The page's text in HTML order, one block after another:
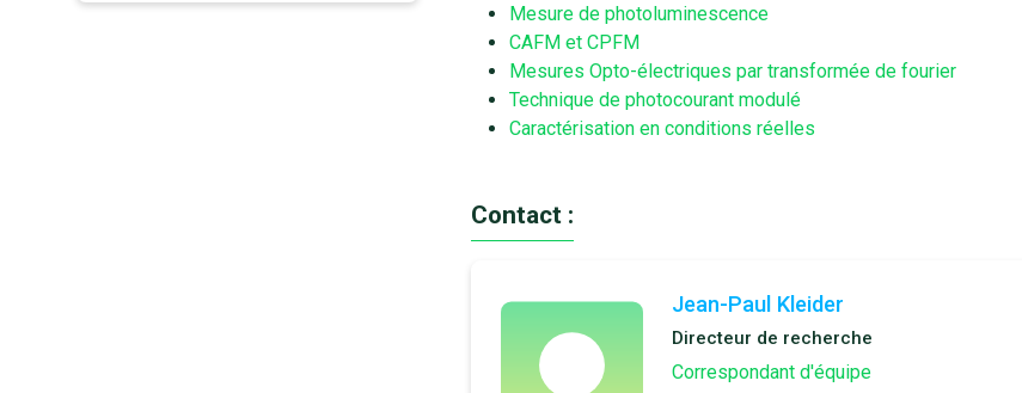
Mesure de photoluminescence
CAFM et CPFM
Mesures Opto-électriques par transformée de fourier
Technique de photocourant modulé
Caractérisation en conditions réelles
Contact :
Jean-Paul Kleider
Directeur de recherche
Correspondant d'équipe